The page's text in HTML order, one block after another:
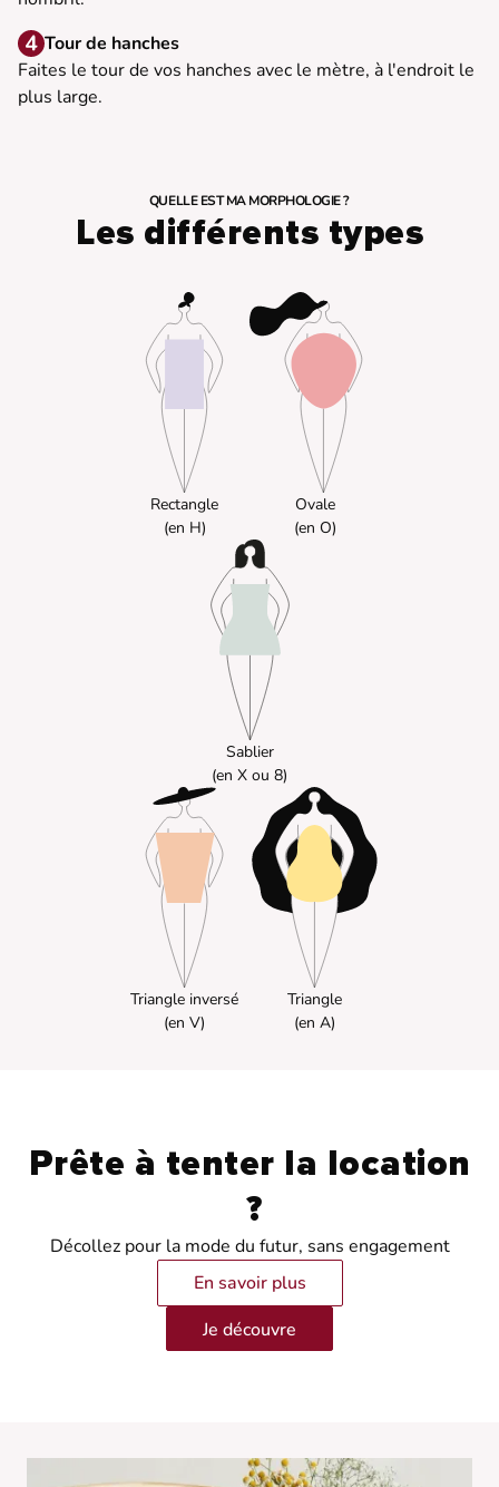
Tour de hanches
Faites le tour de vos hanches avec le mètre, à l'endroit le
plus large.
QUELLE EST MA MORPHOLOGIE ?
Les différents types
Rectangle
(en H)
Ovale
‍(en O)
Sablier
(en X ou 8)
Triangle inversé
‍(en V)
Triangle
(en A)
Prête à tenter la location
?
Décollez pour la mode du futur, sans engagement
En savoir plus
Je découvre